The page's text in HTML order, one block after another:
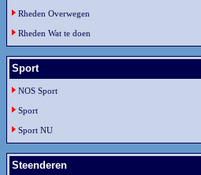
Rheden Overwegen
Rheden Wat te doen
Sport
NOS Sport
Sport
Sport NU
Steenderen